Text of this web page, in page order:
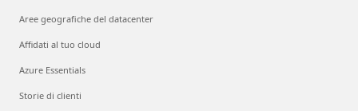
Aree geografiche del datacenter
Affidati al tuo cloud
Azure Essentials
Storie di clienti